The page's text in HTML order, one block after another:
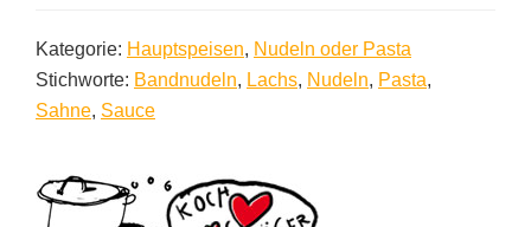
Kategorie: Hauptspeisen, Nudeln oder Pasta
Stichworte: Bandnudeln, Lachs, Nudeln, Pasta,
Sahne, Sauce
Seitenspalte